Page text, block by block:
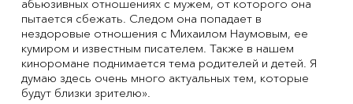
абьюзивных отношениях с мужем, от которого она
пытается сбежать. Следом она попадает в
нездоровые отношения с Михаилом Наумовым, ее
кумиром и известным писателем. Также в нашем
киноромане поднимается тема родителей и детей. Я
думаю здесь очень много актуальных тем, которые
будут близки зрителю».